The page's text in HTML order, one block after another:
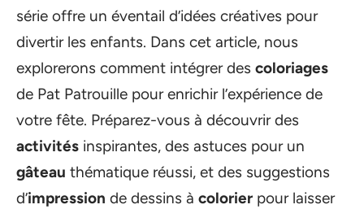
série offre un éventail d’idées créatives pour
divertir les enfants. Dans cet article, nous
explorerons comment intégrer des coloriages
de Pat Patrouille pour enrichir l’expérience de
votre fête. Préparez-vous à découvrir des
activités inspirantes, des astuces pour un
gâteau thématique réussi, et des suggestions
d’impression de dessins à colorier pour laisser